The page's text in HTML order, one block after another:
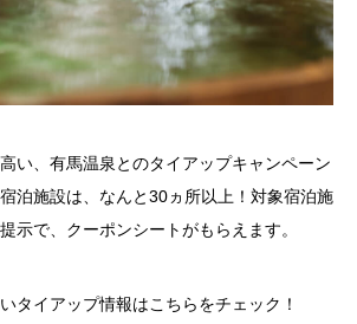
い、有馬温泉とのタイアップキャンペーン
泊施設は、なんと30ヵ所以上！対象宿泊施
示で、クーポンシートがもらえます。
タイアップ情報はこちらをチェック！